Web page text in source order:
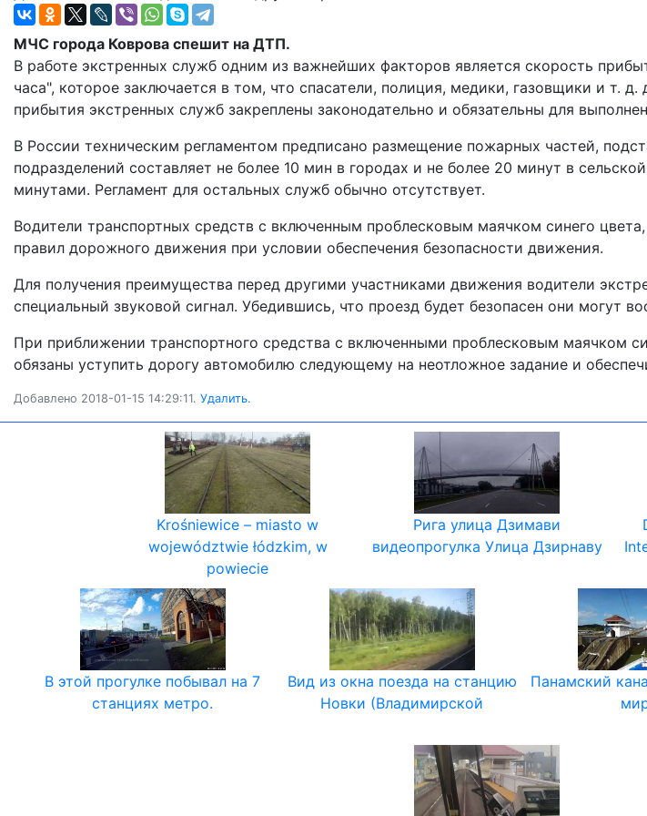
МЧС города Коврова спешит на ДТП.
В работе экстренных служб одним из важнейших факторов является скорость
часа", которое заключается в том, что спасатели, полиция, медики, газовщики и
прибытия экстренных служб закреплены законодательно и обязательны для
В России техническим регламентом предписано размещение пожарных частей,
подразделений составляет не более 10 мин в городах и не более 20 минут в
минутами. Регламент для остальных служб обычно отсутствует.
Водители транспортных средств с включенным проблесковым маячком синего
правил дорожного движения при условии обеспечения безопасности движения.
Для получения преимущества перед другими участниками движения водители
специальный звуковой сигнал. Убедившись, что проезд будет безопасен они могут
При приближении транспортного средства с включенными проблесковым маячком
обязаны уступить дорогу автомобилю следующему на неотложное задание и
Добавлено 2018-01-15 14:29:11. Удалить.
Krośniewice – miasto w
województwie łódzkim, w
powiecie
Рига улица Дзимави
видеопрогулка Улица Дзирнаву
В этой прогулке побывал на 7
станциях метро.
Вид из окна поезда на станцию
Новки (Владимирской
Панамский